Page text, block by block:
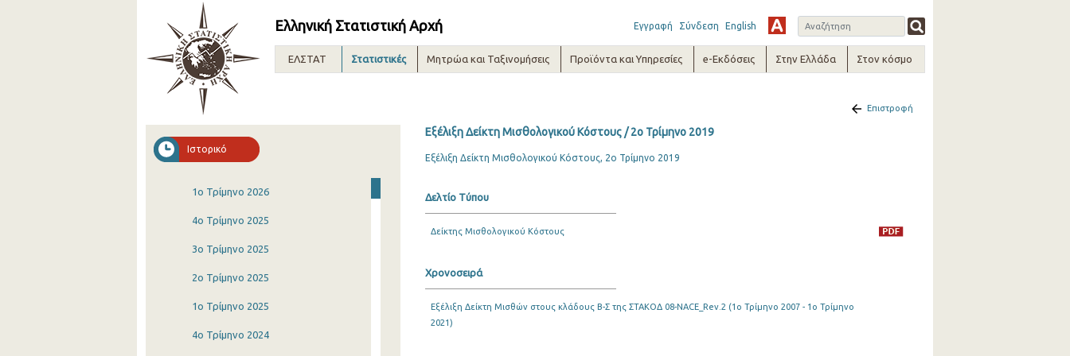
Ελληνική Στατιστική Αρχή Εγγραφή Σύνδεση English
ΕΛΣΤΑΤ Στατιστικές Μητρώα και Ταξινομήσεις Προϊόντα και Υπηρεσίες e-Εκδόσεις Στην Ελλάδα Στον κόσμο
Ιστορικό
1o Τρίμηνο 2026
4o Τρίμηνο 2025
3o Τρίμηνο 2025
2o Τρίμηνο 2025
1o Τρίμηνο 2025
4o Τρίμηνο 2024
Επιστροφή
Εξέλιξη Δείκτη Μισθολογικού Κόστους / 2o Τρίμηνο 2019
Εξέλιξη Δείκτη Μισθολογικού Κόστους, 2ο Τρίμηνο 2019
Δελτίο Τύπου
Δείκτης Μισθολογικού Κόστους
Χρονοσειρά
Εξέλιξη Δείκτη Μισθών στους κλάδους Β-Σ της ΣΤΑΚΟΔ 08-NACE_Rev.2 (1o Τρίμηνο 2007 - 1o Τρίμηνο
2021)